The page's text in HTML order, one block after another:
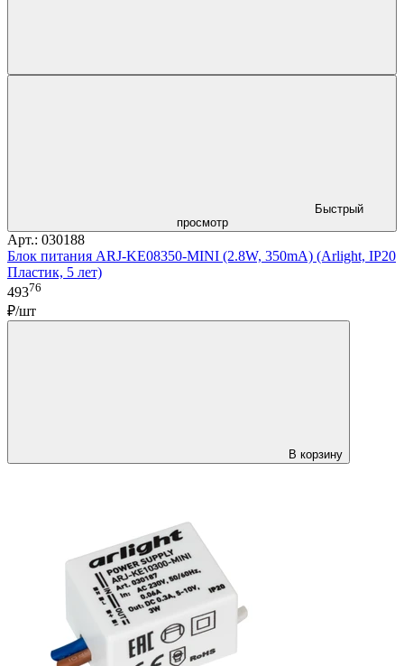
Быстрый
просмотр
Арт.: 030188
Блок питания ARJ-KE08350-MINI (2.8W, 350mA) (Arlight, IP20
Пластик, 5 лет)
49376
₽/шт
В корзину